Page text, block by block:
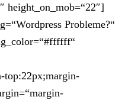
height_on_mob=“22″]
Probleme?“
top:22px;margin-